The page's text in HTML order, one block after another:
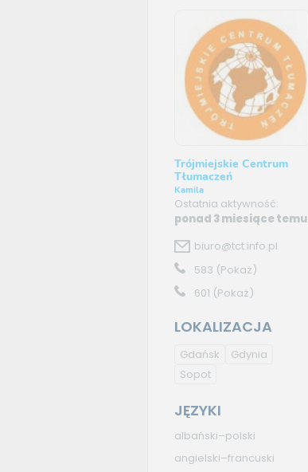
Trójmiejskie Centrum
Tłumaczeń
Kamila
Ostatnia aktywność:
ponad 3 miesiące temu
biuro@tct.info.pl
583 (Pokaż)
601 (Pokaż)
LOKALIZACJA
Gdańsk
Gdynia
Sopot
JĘZYKI
albański–polski
angielski–francuski